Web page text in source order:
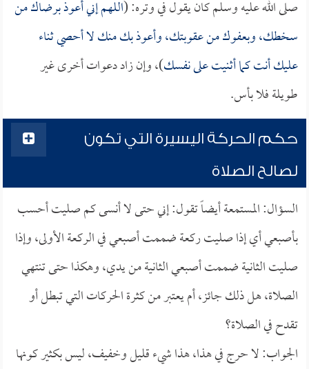
صلى الله عليه وسلم كان يقول في وتره: (اللهم إني أعوذ برضاك من
سخطك، وبعفوك من عقوبتك، وأعوذ بك منك لا أحصي ثناء
عليك أنت كما أثنيت على نفسك)، وإن زاد دعوات أخرى غير
طويلة فلا بأس.
حكم الحركة اليسيرة التي تكون
لصالح الصلاة
السؤال: المستمعة أيضاً تقول: إني حتى لا أنسى كم صليت أحسب
بأصبعي أي إذا صليت ركعة ضممت أصبعي في الركعة الأولى، وإذا
صليت الثانية ضممت أصبعي الثانية من يدي، وهكذا حتى تنتهي
الصلاة، هل ذلك جائز، أم يعتبر من كثرة الحركات التي تبطل أو
تقدح في الصلاة؟
الجواب: لا حرج في هذا، هذا شيء قليل وخفيف، ليس بكثير كونها